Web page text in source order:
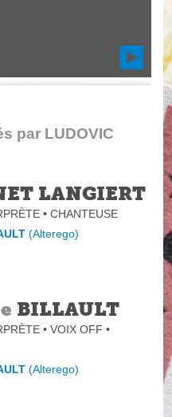
par LUDOVIC
LANGIERT
• CHANTEUSE
(Alterego)
BILLAULT
• VOIX OFF •
(Alterego)